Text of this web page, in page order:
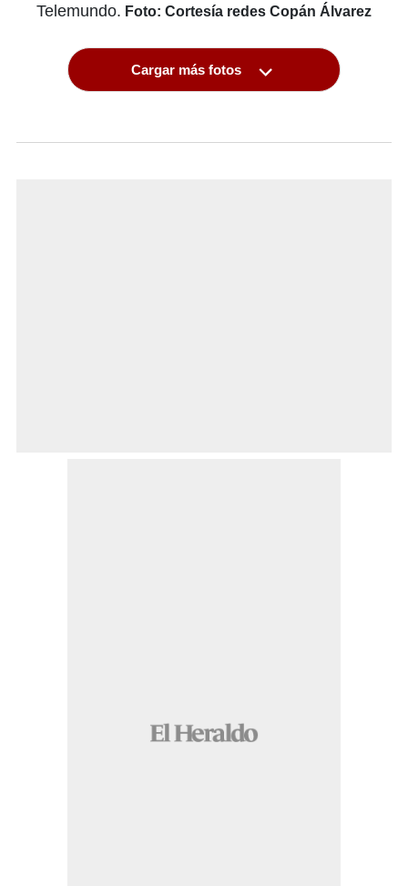
Telemundo. Foto: Cortesía redes Copán Álvarez
Cargar más fotos